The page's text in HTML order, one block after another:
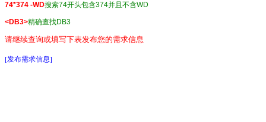
74*374 -WD搜索74开头包含374并且不含WD
<DB3>精确查找DB3
请继续查询或填写下表发布您的需求信息
[发布需求信息]